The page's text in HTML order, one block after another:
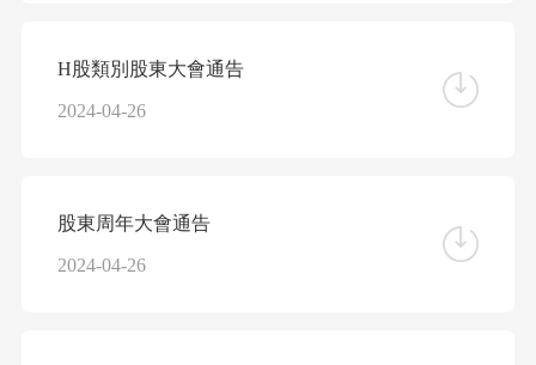
H股類別股東大會通告
2024-04-26
股東周年大會通告
2024-04-26